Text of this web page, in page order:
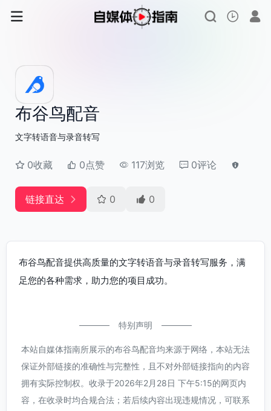
布谷鸟配音
文字转语音与录音转写
0收藏 0点赞 117浏览 0评论
链接直达 0 0
布谷鸟配音提供高质量的文字转语音与录音转写服务，满
足您的各种需求，助力您的项目成功。
特别声明
本站自媒体指南所展示的布谷鸟配音均来源于网络，本站无法
保证外部链接的准确性与完整性，且不对外部链接指向的内容
拥有实际控制权。收录于2026年2月28日 下午5:15的网页内
容，在收录时均合规合法；若后续内容出现违规情况，可联系